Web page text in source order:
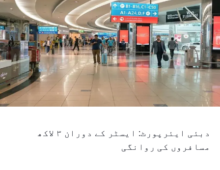
دبئی ایئرپورٹ: ایسٹر کے دوران ۳ لاکھ
مسافروں کی روانگی